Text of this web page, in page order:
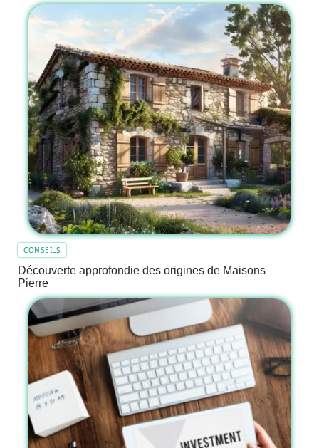
CONSEILS
Découverte approfondie des origines de Maisons
Pierre